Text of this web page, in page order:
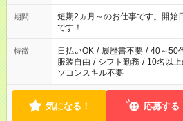
週最低15時間以上の勤務が必要
期間
短期2ヵ月～のお仕事です。開
です！
特徴 日払いOK / 履歴書不要 / 40～50
服装自由 / シフト勤務 / 10名以
ソコンスキル不要
気になる！ 応募する